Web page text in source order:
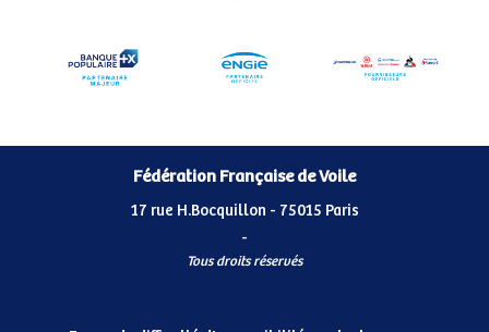
Fédération Française de Voile
17 rue H.Bocquillon - 75015 Paris
-
Tous droits réservés